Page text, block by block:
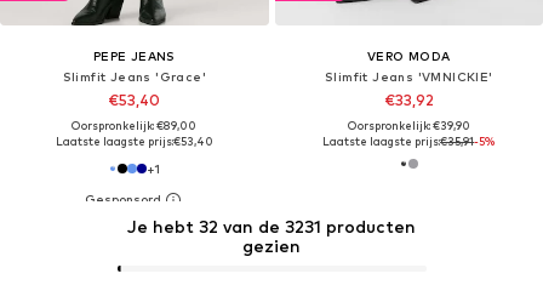
PEPE JEANS
Slimfit Jeans 'Grace'
€53,40
Oorspronkelijk: €89,00
Laatste laagste prijs:€53,40
+1
VERO MODA
Slimfit Jeans 'VMNICKIE'
€33,92
Oorspronkelijk: €39,90
Laatste laagste prijs:€35,91-5%
Je hebt 32 van de 3231 producten
gezien